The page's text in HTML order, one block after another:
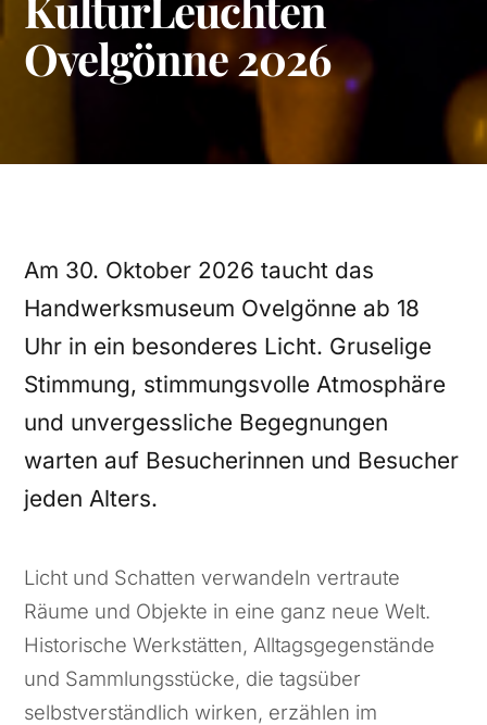
Ovelgönne 2026
Am 30. Oktober 2026 taucht das
Handwerksmuseum Ovelgönne ab 18
Uhr in ein besonderes Licht. Gruselige
Stimmung, stimmungsvolle Atmosphäre
und unvergessliche Begegnungen
warten auf Besucherinnen und Besucher
jeden Alters.
Licht und Schatten verwandeln vertraute
Räume und Objekte in eine ganz neue Welt.
Historische Werkstätten, Alltagsgegenstände
und Sammlungsstücke, die tagsüber
selbstverständlich wirken, erzählen im